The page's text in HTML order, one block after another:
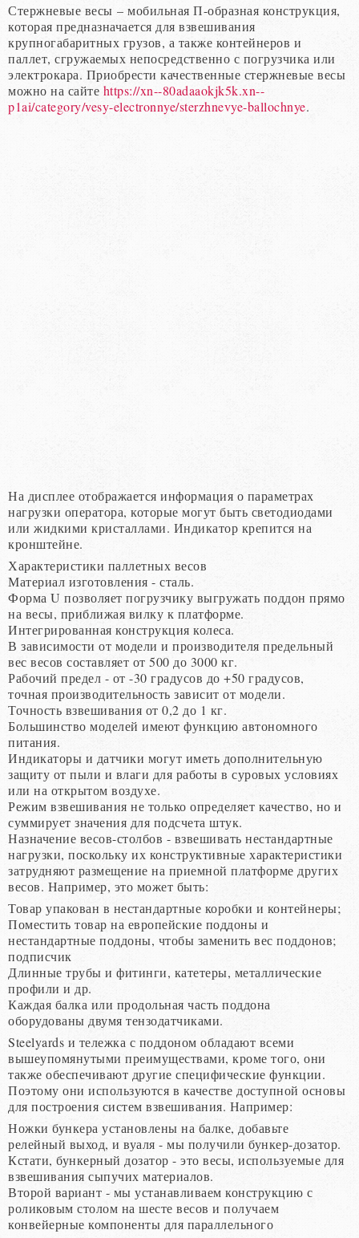
Стержневые весы – мобильная П-образная конструкция,
которая предназначается для взвешивания
крупногабаритных грузов, а также контейнеров и
паллет, сгружаемых непосредственно с погрузчика или
электрокара. Приобрести качественные стержневые весы
можно на сайте https://xn--80adaaokjk5k.xn--
p1ai/category/vesy-electronnye/sterzhnevye-ballochnye.
На дисплее отображается информация о параметрах
нагрузки оператора, которые могут быть светодиодами
или жидкими кристаллами. Индикатор крепится на
кронштейне.
Характеристики паллетных весов
Материал изготовления - сталь.
Форма U позволяет погрузчику выгружать поддон прямо
на весы, приближая вилку к платформе.
Интегрированная конструкция колеса.
В зависимости от модели и производителя предельный
вес весов составляет от 500 до 3000 кг.
Рабочий предел - от -30 градусов до +50 градусов,
точная производительность зависит от модели.
Точность взвешивания от 0,2 до 1 кг.
Большинство моделей имеют функцию автономного
питания.
Индикаторы и датчики могут иметь дополнительную
защиту от пыли и влаги для работы в суровых условиях
или на открытом воздухе.
Режим взвешивания не только определяет качество, но и
суммирует значения для подсчета штук.
Назначение весов-столбов - взвешивать нестандартные
нагрузки, поскольку их конструктивные характеристики
затрудняют размещение на приемной платформе других
весов. Например, это может быть:
Товар упакован в нестандартные коробки и контейнеры;
Поместить товар на европейские поддоны и
нестандартные поддоны, чтобы заменить вес поддонов;
подписчик
Длинные трубы и фитинги, катетеры, металлические
профили и др.
Каждая балка или продольная часть поддона
оборудованы двумя тензодатчиками.
Steelyards и тележка с поддоном обладают всеми
вышеупомянутыми преимуществами, кроме того, они
также обеспечивают другие специфические функции.
Поэтому они используются в качестве доступной основы
для построения систем взвешивания. Например:
Ножки бункера установлены на балке, добавьте
релейный выход, и вуаля - мы получили бункер-дозатор.
Кстати, бункерный дозатор - это весы, используемые для
взвешивания сыпучих материалов.
Второй вариант - мы устанавливаем конструкцию с
роликовым столом на шесте весов и получаем
конвейерные компоненты для параллельного